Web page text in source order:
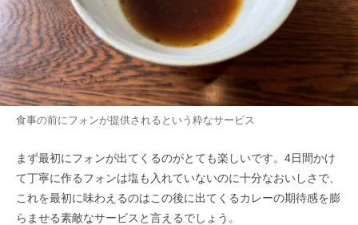
食事の前にフォンが提供されるという粋なサービス
まず最初にフォンが出てくるのがとても楽しいです。4日間かけ
て丁寧に作るフォンは塩も入れていないのに十分なおいしさで、
これを最初に味わえるのはこの後に出てくるカレーの期待感を膨
らませる素敵なサービスと言えるでしょう。